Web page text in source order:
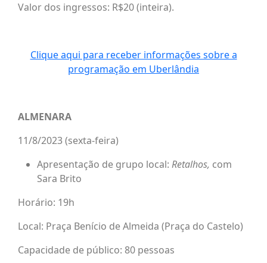
Valor dos ingressos: R$20 (inteira).
Clique aqui para receber informações sobre a
programação em Uberlândia
ALMENARA
11/8/2023 (sexta-feira)
Apresentação de grupo local: Retalhos, com
Sara Brito
Horário: 19h
Local: Praça Benício de Almeida (Praça do Castelo)
Capacidade de público: 80 pessoas